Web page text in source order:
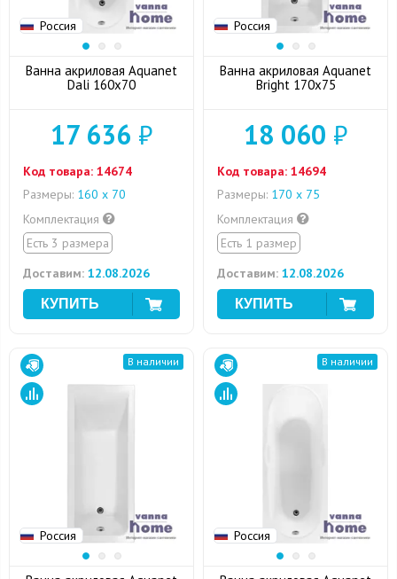
Россия
Ванна акриловая Aquanet
Dali 160x70
17 636 ₽
Код товара: 14674
Размеры: 160 х 70
Комплектация
Есть 3 размера
Доставим: 12.08.2026
Россия
Ванна акриловая Aquanet
Bright 170x75
18 060 ₽
Код товара: 14694
Размеры: 170 х 75
Комплектация
Есть 1 размер
Доставим: 12.08.2026
Россия
В наличии
Россия
В наличии